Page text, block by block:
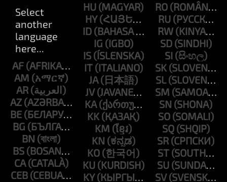
AF
AM
AR
AZ
BE
BG
BN
BS
CA
CEB
HU
HY
ID
IG
IS
IT
JA
JV
KA
KK
KM
KN
KO
KU
KY
RO
RU
RW
SD
SI
SK
SL
SM
SN
SO
SQ
SR
ST
SU
SV